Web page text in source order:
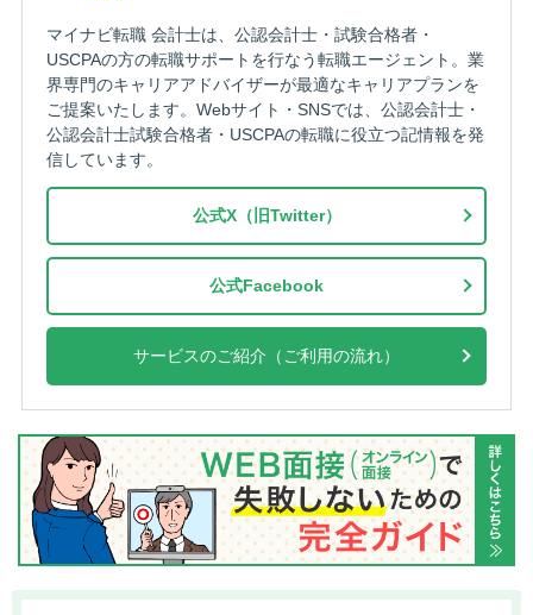
マイナビ転職 会計士は、公認会計士・試験合格者・
USCPAの方の転職サポートを行なう転職エージェント。業
界専門のキャリアアドバイザーが最適なキャリアプランを
ご提案いたします。Webサイト・SNSでは、公認会計士・
公認会計士試験合格者・USCPAの転職に役立つ記情報を発
信しています。
公式X（旧Twitter）
公式Facebook
サービスのご紹介（ご利用の流れ）